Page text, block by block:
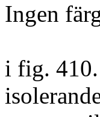
Ingen
i fig.